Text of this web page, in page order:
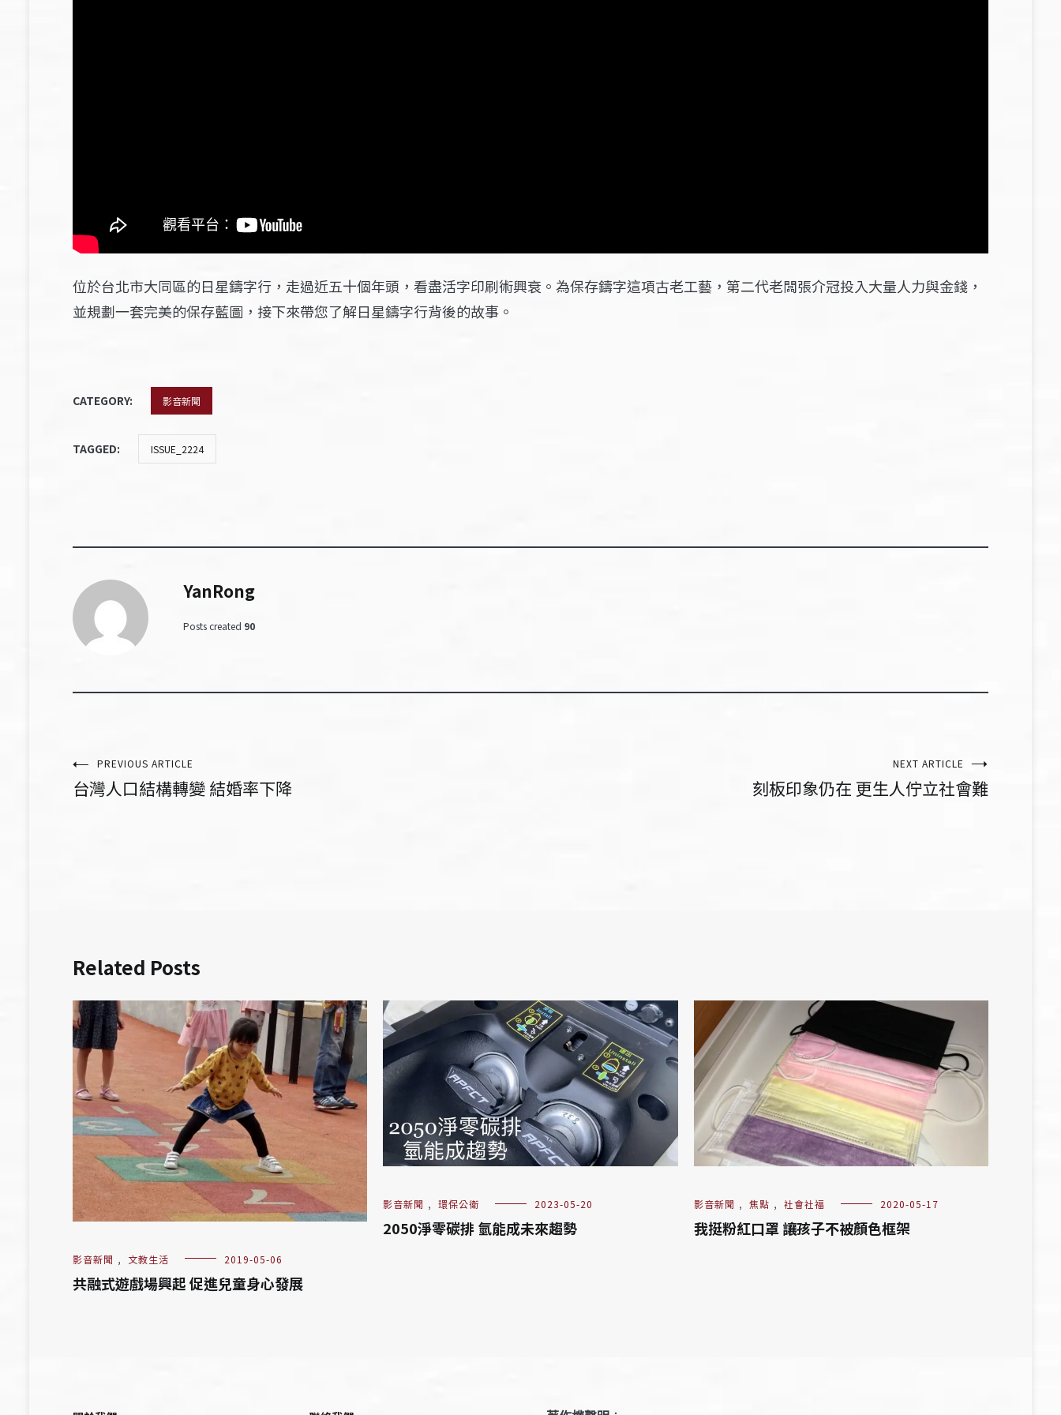
位於台北市大同區的日星鑄字行，走過近五十個年頭，看盡活字印刷術興衰。為保存鑄字這項古老工藝，第二代老闆張介冠投入大量人力與金錢，
並規劃一套完美的保存藍圖，接下來帶您了解日星鑄字行背後的故事。
CATEGORY: 影音新聞
TAGGED: ISSUE_2224
YanRong
Posts created 90
文PREVIOUS ARTICLE
台灣人口結構轉變 結婚率下降
NEXT ARTICLE
刻板印象仍在 更生人佇立社會難
Related Posts
影音新聞 , 文教生活 2019-05-06
共融式遊戲場興起 促進兒童身心發展
影音新聞 , 環保公衛 2023-05-20
2050淨零碳排 氫能成未來趨勢
影音新聞 , 焦點 , 社會社福 2020-05-17
我挺粉紅口罩 讓孩子不被顏色框架